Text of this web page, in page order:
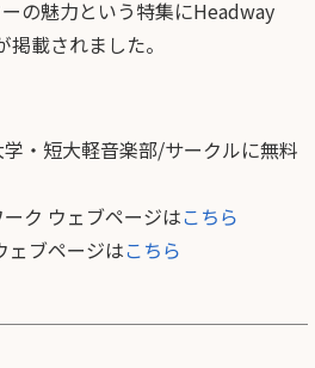
の魅力という特集にHeadway
載されました。
学・短大軽音楽部/サークルに無料
ク ウェブページはこちら
ブページはこちら